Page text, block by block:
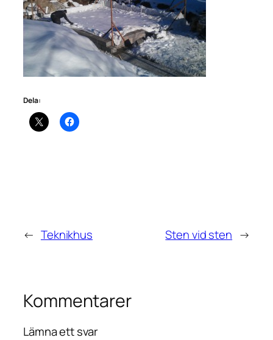
Dela:
← Teknikhus Sten vid sten →
Kommentarer
Lämna ett svar